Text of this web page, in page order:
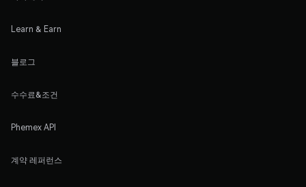
Learn & Earn
블로그
수수료&조건
Phemex API
계약 레퍼런스